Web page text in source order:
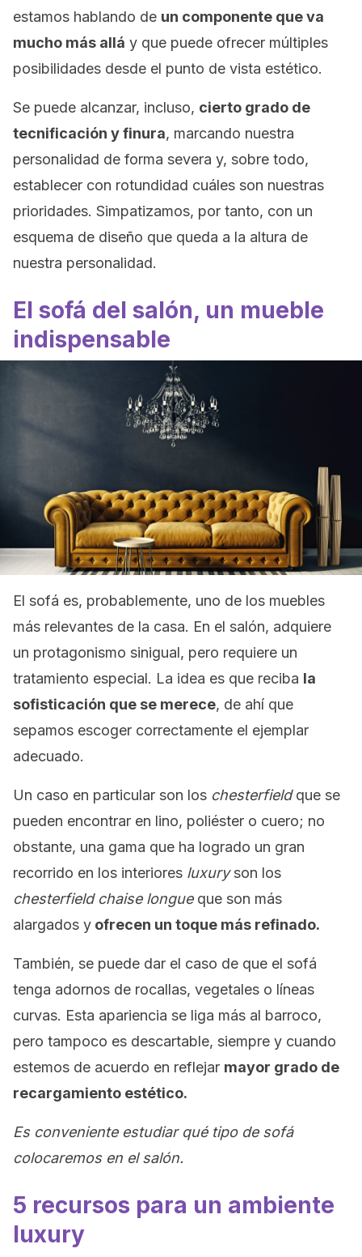
estamos hablando de un componente que va
mucho más allá y que puede ofrecer múltiples
posibilidades desde el punto de vista estético.
Se puede alcanzar, incluso, cierto grado de
tecnificación y finura, marcando nuestra
personalidad de forma severa y, sobre todo,
establecer con rotundidad cuáles son nuestras
prioridades. Simpatizamos, por tanto, con un
esquema de diseño que queda a la altura de
nuestra personalidad.
El sofá del salón, un mueble
indispensable
El sofá es, probablemente, uno de los muebles
más relevantes de la casa. En el salón, adquiere
un protagonismo sinigual, pero requiere un
tratamiento especial. La idea es que reciba la
sofisticación que se merece, de ahí que
sepamos escoger correctamente el ejemplar
adecuado.
Un caso en particular son los chesterfieldque se
pueden encontrar en lino, poliéster o cuero; no
obstante, una gama que ha logrado un gran
recorrido en los interiores luxuryson los
chesterfield chaise longueque son más
alargados y ofrecen un toque más refinado.
También, se puede dar el caso de que el sofá
tenga adornos de rocallas, vegetales o líneas
curvas. Esta apariencia se liga más al barroco,
pero tampoco es descartable, siempre y cuando
estemos de acuerdo en reflejar mayor grado de
recargamiento estético.
Es conveniente estudiar qué tipo de sofá
colocaremos en el salón.
5 recursos para un ambiente
luxury